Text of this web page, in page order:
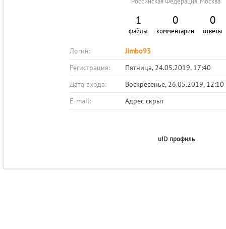
1
файлы
0
комментарии
0
ответы
Логин:
Jimbo93
Регистрация:
Пятница, 24.05.2019, 17:40
Дата входа:
Воскресенье, 26.05.2019, 12:10
E-mail:
Адрес скрыт
uID профиль